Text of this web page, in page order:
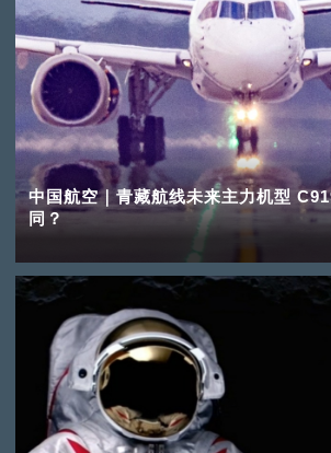
中国航空｜青藏航线未来主力机型
同？